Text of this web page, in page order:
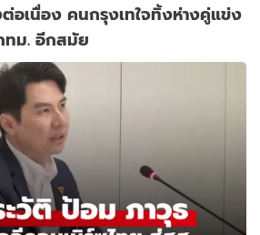
อเนื่อง คนกรุงเทใจทิ้งห่างคู่แข่ง
ทม. อีกสมัย